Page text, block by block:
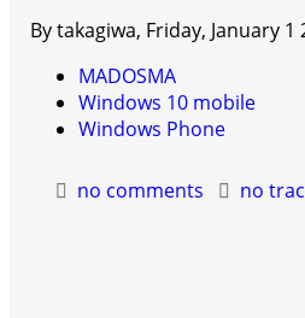
By takagiwa, Friday, January 1
MADOSMA
Windows 10 mobile
Windows Phone
no comments no